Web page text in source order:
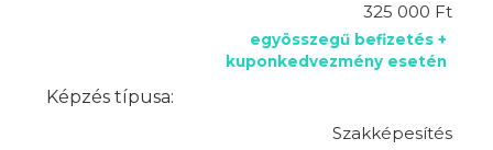
325 000 Ft
egyösszegű befizetés +
kuponkedvezmény esetén
Képzés típusa:
Szakképesítés